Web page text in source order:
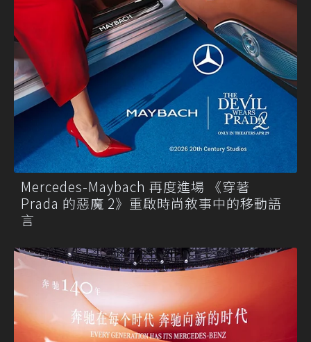
Mercedes-Maybach 再度進場 《穿著
Prada 的惡魔 2》重啟時尚敘事中的移動語
言